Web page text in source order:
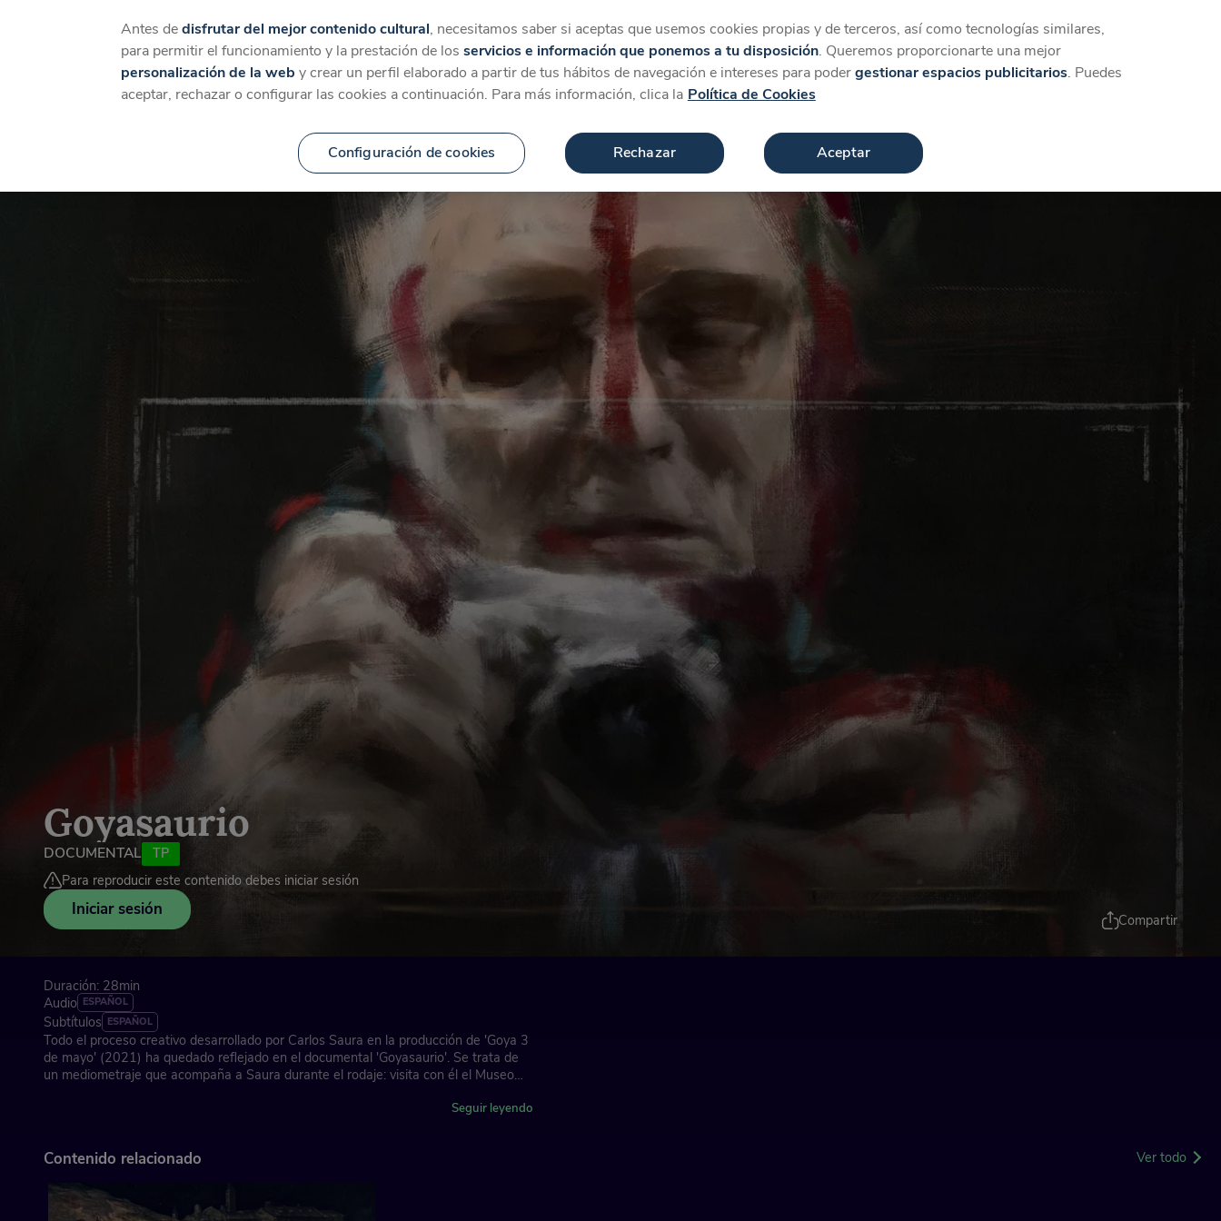
Catálogo Temáticas Categorías Favoritos Más Iniciar sesión Crear cuenta
Goyasaurio
DOCUMENTAL TP
Para reproducir este contenido debes iniciar sesión
Iniciar sesión
Compartir
Duración: 28min
Audio ESPAÑOL
Subtítulos ESPAÑOL
Todo el proceso creativo desarrollado por Carlos Saura en la producción de 'Goya 3
de mayo' (2021) ha quedado reflejado en el documental 'Goyasaurio'. Se trata de
un mediometraje que acompaña a Saura durante el rodaje: visita con él el Museo
Goya, en la intimidad de su hogar. El título establece un paralelismo con los
pero que compatibiliza con la dirección cinematográfica.
Dirección: Roberto Roldán
España, 2021
Seguir leyendo
Contenido relacionado Ver todo
Antes dedisfrutar del mejor contenido cultural, necesitamos saber si aceptas que usemos cookies propias y de terceros, así como tecnologías similares,
para permitir el funcionamiento y la prestación de los servicios e información que ponemos a tu disposición. Queremos proporcionarte una mejor
personalización de la web y crear un perfil elaborado a partir de tus hábitos de navegación e intereses para podergestionar espacios publicitarios. Puedes
aceptar, rechazar o configurar las cookies a continuación. Para más información, clica la Política de Cookies
Configuración de cookies Rechazar Aceptar